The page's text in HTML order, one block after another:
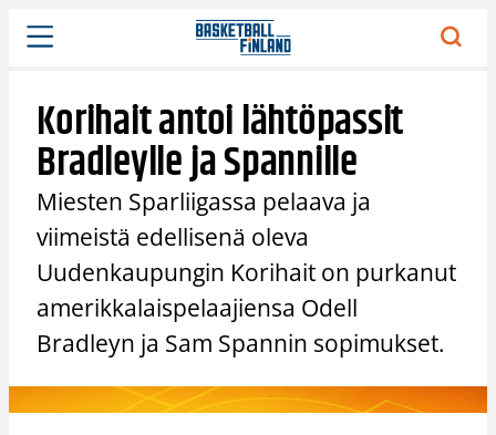
Siirry
sisältöön
Korihait antoi lähtöpassit
Bradleylle ja Spannille
Miesten Sparliigassa pelaava ja
viimeistä edellisenä oleva
Uudenkaupungin Korihait on purkanut
amerikkalaispelaajiensa Odell
Bradleyn ja Sam Spannin sopimukset.